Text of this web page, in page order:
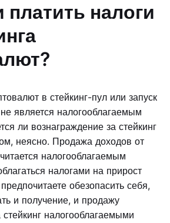
налоги
в стейкинг-пул или запуск
является налогооблагаемым
ли вознаграждение за стейкинг
неясно. Продажа доходов от
налогооблагаемым
налогами на прирост
обезопасить себя,
и получение, и продажу
налогооблагаемыми